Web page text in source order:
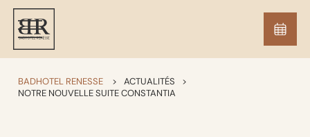
BADHOTEL RENESSE > ACTUALITÉS
>
NOTRE NOUVELLE SUITE CONSTANTIA